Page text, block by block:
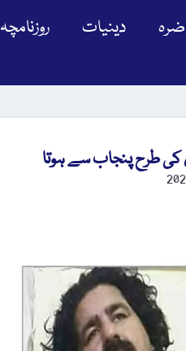
دینیات روزنامچہ
طرح پنجاب سے ہوتا